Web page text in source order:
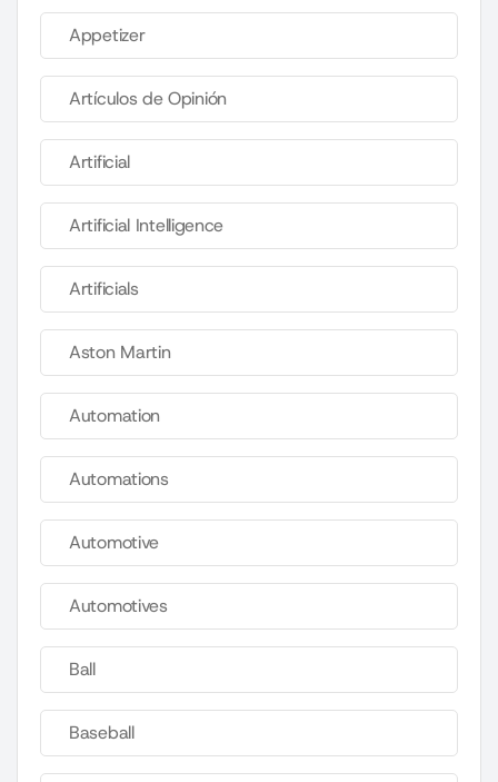
Appetizer
Artículos de Opinión
Artificial
Artificial Intelligence
Artificials
Aston Martin
Automation
Automations
Automotive
Automotives
Ball
Baseball